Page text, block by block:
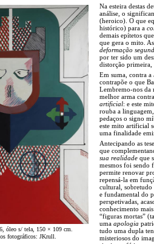
óleo s/ tela, 150 × 109 cm.
fotográficos: JKrull.
Na esteira destas
análise, o
(heroico). O que
histórico) para a
demais epítetos
que gera o mito.
deformação
por ter sido um
distorção primeira,
Em suma, contra a
contrapõe o que
Lembremo-nos da
melhor arma
artificial: e este
rouba a
pedaços o signo
este mito artificial
uma finalidade
Antecipando as
que
sua realidade que
mesmos foi sendo
permite renovar
repensá-la em
cultural,
e fundamental do
perspetivadas,
conhecimento
“figuras mortas”
uma apologia
tudo uma dupla
misteriosos do